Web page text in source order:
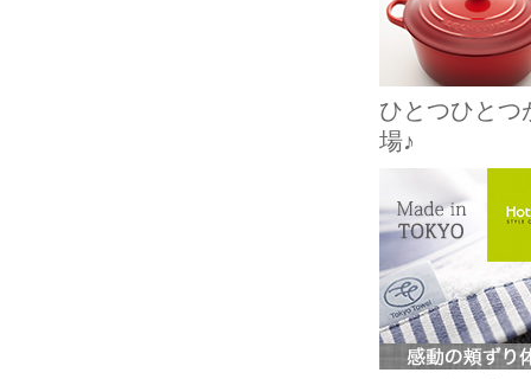
ひとつひとつ
場♪